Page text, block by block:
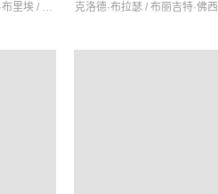
利诺·文图拉 / 贝尔纳·布里埃 / 弗朗西斯·布朗什